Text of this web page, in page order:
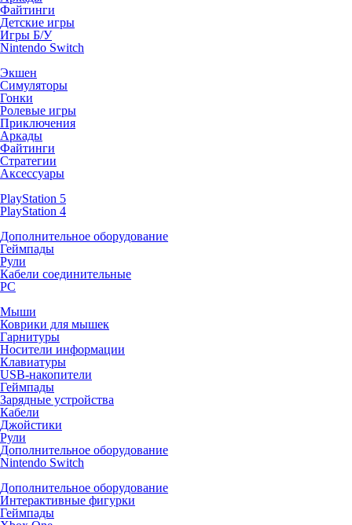
Файтинги
Детские игры
Игры Б/У
Nintendo Switch
Экшен
Симуляторы
Гонки
Ролевые игры
Приключения
Аркады
Файтинги
Стратегии
Аксессуары
PlayStation 5
PlayStation 4
Дополнительное оборудование
Геймпады
Рули
Кабели соединительные
PC
Мыши
Коврики для мышек
Гарнитуры
Носители информации
Клавиатуры
USB-накопители
Геймпады
Зарядные устройства
Кабели
Джойстики
Рули
Дополнительное оборудование
Nintendo Switch
Дополнительное оборудование
Интерактивные фигурки
Геймпады